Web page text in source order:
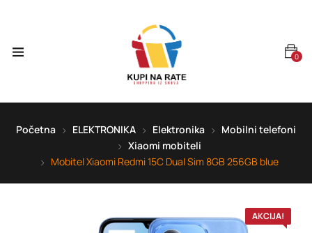
0
Početna ELEKTRONIKA Elektronika
Mobilni telefoni
Xiaomi mobiteli
Mobitel Xiaomi Redmi 15C Dual Sim 8GB 256GB blue
AKCIJA!